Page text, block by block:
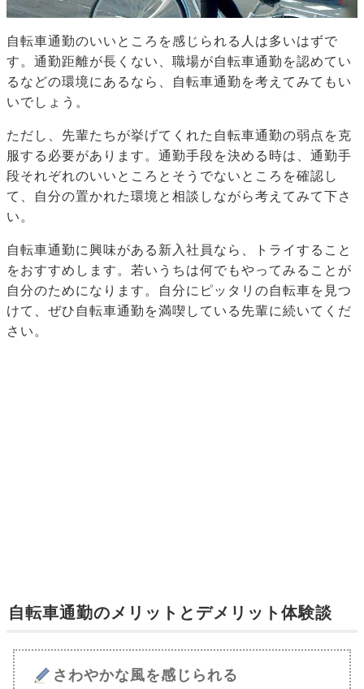
自転車通勤のいいところを感じられる人は多いはずで
す。通勤距離が長くない、職場が自転車通勤を認めてい
るなどの環境にあるなら、自転車通勤を考えてみてもい
いでしょう。
ただし、先輩たちが挙げてくれた自転車通勤の弱点を克
服する必要があります。通勤手段を決める時は、通勤手
段それぞれのいいところとそうでないところを確認し
て、自分の置かれた環境と相談しながら考えてみて下さ
い。
自転車通勤に興味がある新入社員なら、トライすること
をおすすめします。若いうちは何でもやってみることが
自分のためになります。自分にピッタリの自転車を見つ
けて、ぜひ自転車通勤を満喫している先輩に続いてくだ
さい。
自転車通勤のメリットとデメリット体験談
さわやかな風を感じられる